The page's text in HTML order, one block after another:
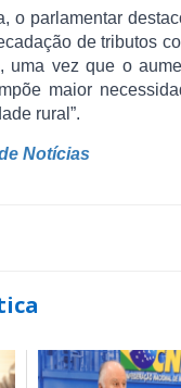
o parlamentar
de tributos
uma vez que o
maior
rural”.
Notícias